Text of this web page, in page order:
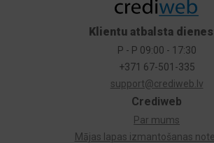
Crediweb
Par mums
Mājas lapas izmantošanas
Klientu atbalsta
P - P 09:00 - 17:30
+371 67-501-335
support@crediweb.lv